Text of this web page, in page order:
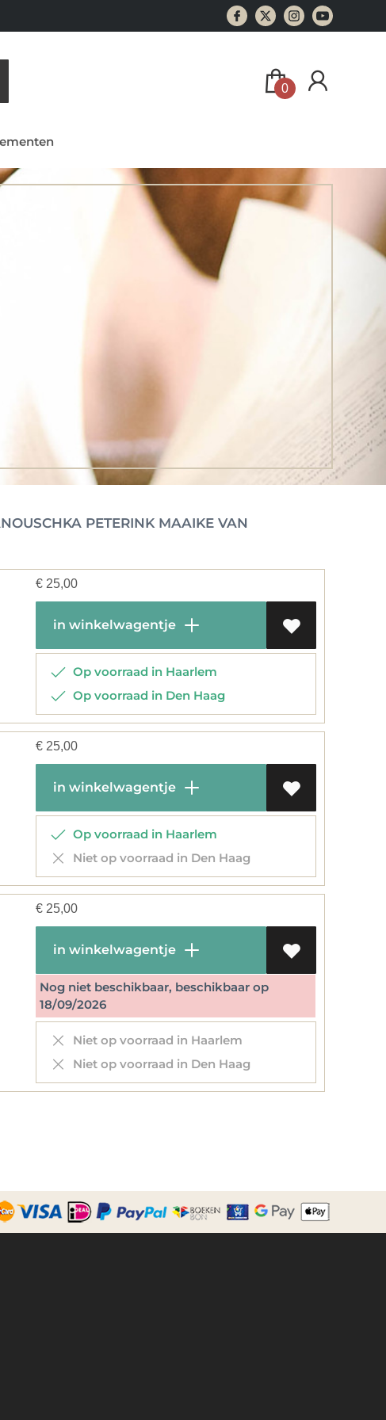
0
PETERINK MAAIKE VAN
€ 25,00
in winkelwagentje
Op voorraad in Haarlem
Op voorraad in Den Haag
€ 25,00
in winkelwagentje
Op voorraad in Haarlem
Niet op voorraad in Den Haag
€ 25,00
in winkelwagentje
Nog niet beschikbaar, beschikbaar op
18/09/2026
Niet op voorraad in Haarlem
Niet op voorraad in Den Haag